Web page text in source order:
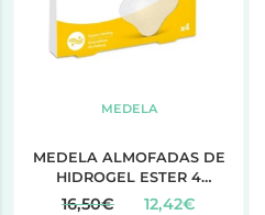
MEDELA
MEDELA ALMOFADAS DE
HIDROGEL ESTER 4
UNIDADES
16,50€ 12,42€